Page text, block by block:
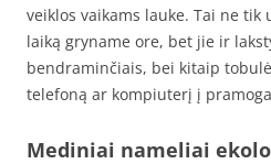
veiklos vaikams lauke. Tai ne tik
laiką gryname ore, bet jie ir
bendraminčiais, bei kitaip
telefoną ar kompiuterį į
Mediniai nameliai